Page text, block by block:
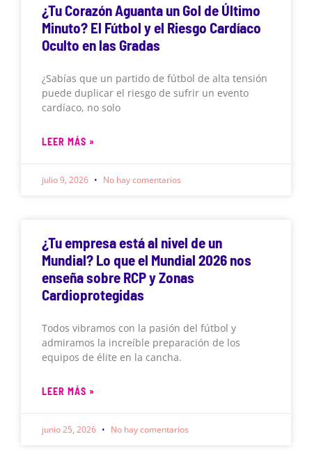
¿Tu Corazón Aguanta un Gol de Último
Minuto? El Fútbol y el Riesgo Cardíaco
Oculto en las Gradas
¿Sabías que un partido de fútbol de alta tensión
puede duplicar el riesgo de sufrir un evento
cardíaco, no solo
LEER MÁS »
julio 9, 2026 No hay comentarios
¿Tu empresa está al nivel de un
Mundial? Lo que el Mundial 2026 nos
enseña sobre RCP y Zonas
Cardioprotegidas
Todos vibramos con la pasión del fútbol y
admiramos la increíble preparación de los
equipos de élite en la cancha.
LEER MÁS »
junio 25, 2026 No hay comentarios